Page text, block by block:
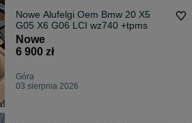
Nowe Alufelgi Oem Bmw 20 X5
G05 X6 G06 LCI wz740 +tpms
Nowe
6 900 zł
Góra
03 sierpnia 2026